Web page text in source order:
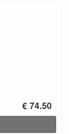
€ 74.50